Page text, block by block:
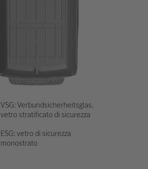
VSG: Verbundsicherheitsglas,
vetro stratificato di sicurezza
ESG: vetro di sicurezza
monostrato